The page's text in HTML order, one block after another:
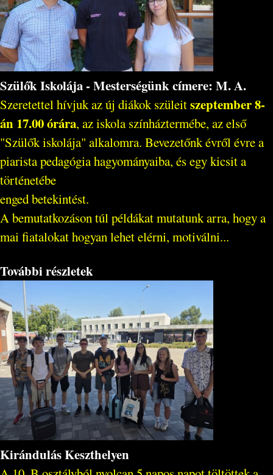
Szülők Iskolája - Mesterségünk címere: M. A.
Szeretettel hívjuk az új diákok szüleitszeptember 8-
án 17.00 órára, az iskola színháztermébe, az első
"Szülők iskolája" alkalomra. Bevezetőnk évről évre a
piarista pedagógia hagyományaiba, és egy kicsit a
történetébe
enged betekintést.
A bemutatkozáson túl példákat mutatunk arra, hogy a
mai fiatalokat hogyan lehet elérni, motiválni...
További részletek
Kirándulás Keszthelyen